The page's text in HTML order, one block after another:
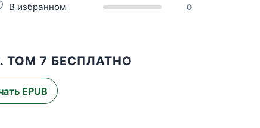
В избранном 0
ТОМ 7 БЕСПЛАТНО
EPUB